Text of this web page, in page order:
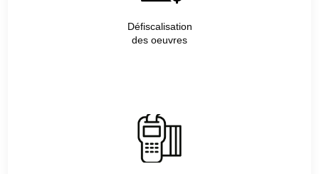
Défiscalisation
des oeuvres